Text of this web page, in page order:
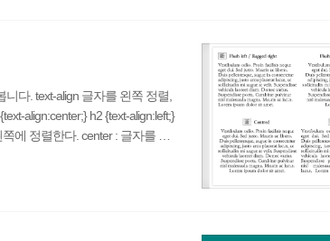
다. text-align 글자를 왼쪽 정렬,
align:center;} h2 {text-align:left;}
에 정렬한다. center : 글자를 가
폭스 사파리 크롬 오페라 지원